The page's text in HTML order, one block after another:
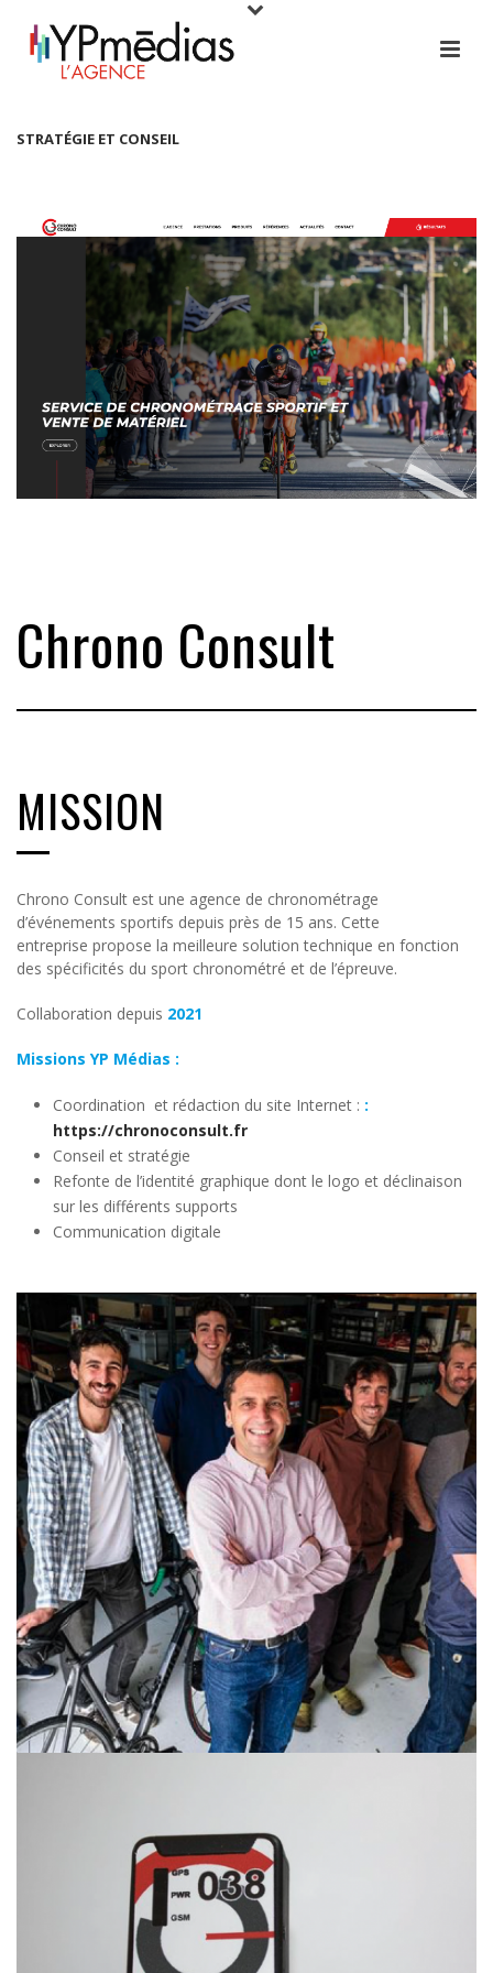
STRATÉGIE ET CONSEIL
Chrono Consult
MISSION
Chrono Consult est une agence de chronométrage
d’événements sportifs depuis près de 15 ans. Cette
entreprise propose la meilleure solution technique en fonction
des spécificités du sport chronométré et de l’épreuve.
Collaboration depuis 2021
Missions YP Médias :
Coordination et rédaction du site Internet : :
https://chronoconsult.fr
Conseil et stratégie
Refonte de l’identité graphique dont le logo et déclinaison
sur les différents supports
Communication digitale